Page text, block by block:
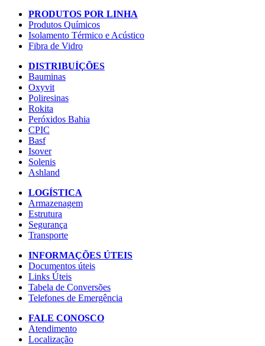
PRODUTOS POR LINHA
Produtos Químicos
Isolamento Térmico e Acústico
Fibra de Vidro
DISTRIBUÍÇÕES
Bauminas
Oxyvit
Poliresinas
Rokita
Peróxidos Bahia
CPIC
Basf
Isover
Solenis
Ashland
LOGÍSTICA
Armazenagem
Estrutura
Segurança
Transporte
INFORMAÇÕES ÚTEIS
Documentos úteis
Links Úteis
Tabela de Conversões
Telefones de Emergência
FALE CONOSCO
Atendimento
Localização